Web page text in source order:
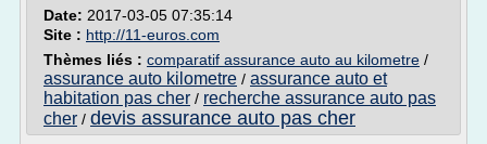
Date: 2017-03-05 07:35:14
Site : http://11-euros.com
Thèmes liés : comparatif assurance auto au kilometre /
assurance auto kilometre / assurance auto et
habitation pas cher / recherche assurance auto pas
cher / devis assurance auto pas cher